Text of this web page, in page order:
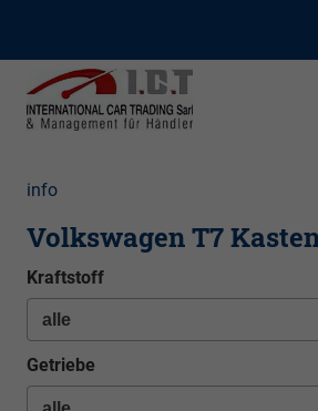
info
Volkswagen T7
Kraftstoff
Getriebe